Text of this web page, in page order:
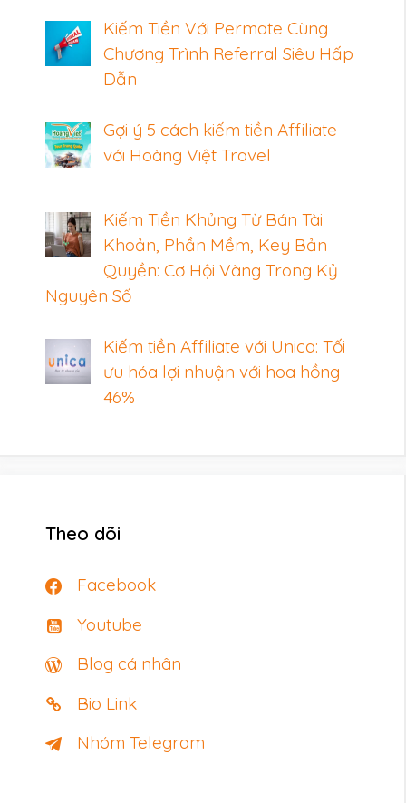
Kiếm Tiền Với Permate Cùng
Chương Trình Referral Siêu Hấp
Dẫn
Gợi ý 5 cách kiếm tiền Affiliate
với Hoàng Việt Travel
Kiếm Tiền Khủng Từ Bán Tài
Khoản, Phần Mềm, Key Bản
Quyền: Cơ Hội Vàng Trong Kỷ
Nguyên Số
Kiếm tiền Affiliate với Unica: Tối
ưu hóa lợi nhuận với hoa hồng
46%
Theo dõi
Facebook
Youtube
Blog cá nhân
Bio Link
Nhóm Telegram